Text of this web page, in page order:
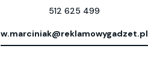
512 625 499
w.marciniak@reklamowygadzet.pl